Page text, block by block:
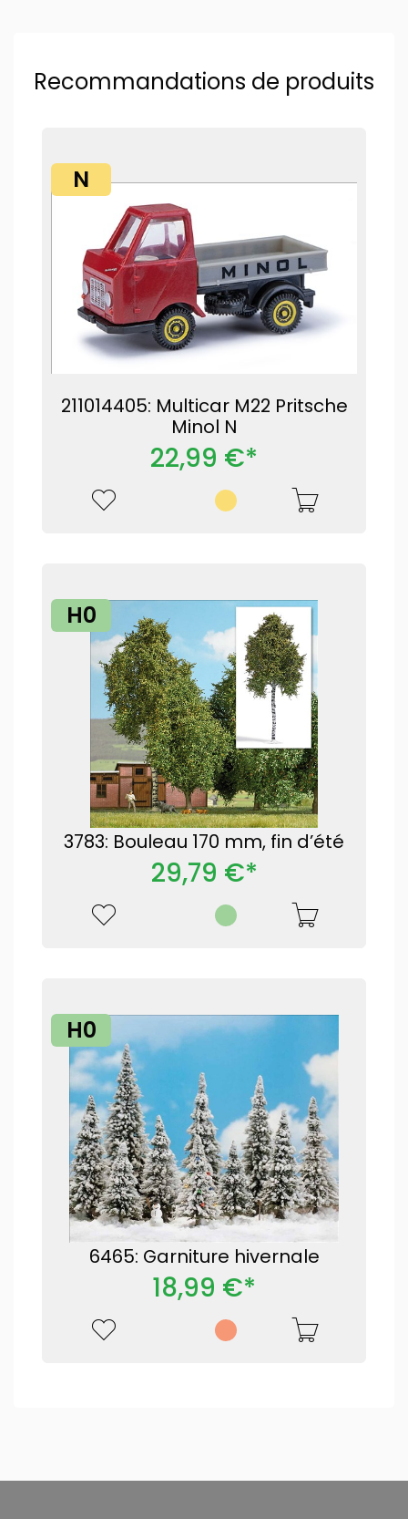
Recommandations de produits
N
211014405: Multicar M22 Pritsche
Minol N
22,99 €*
H0
3783: Bouleau 170 mm, fin d’été
29,79 €*
H0
6465: Garniture hivernale
18,99 €*